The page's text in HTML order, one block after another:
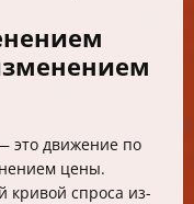
это движение по
цены.
кривой спроса из-